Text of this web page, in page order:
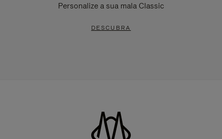
Personalize a sua mala Classic
DESCUBRA